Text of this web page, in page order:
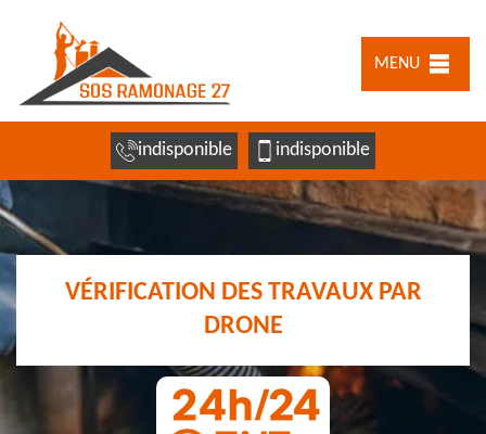
MENU
indisponible indisponible
VÉRIFICATION DES TRAVAUX PAR
DRONE